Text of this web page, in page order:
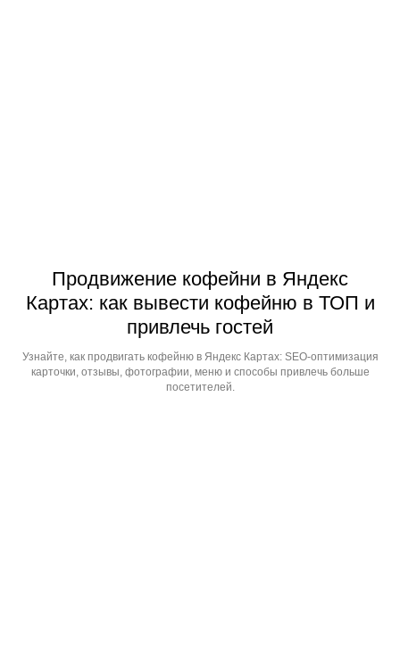
Продвижение кофейни в Яндекс
Картах: как вывести кофейню в ТОП и
привлечь гостей
Узнайте, как продвигать кофейню в Яндекс Картах: SEO-оптимизация
карточки, отзывы, фотографии, меню и способы привлечь больше
посетителей.